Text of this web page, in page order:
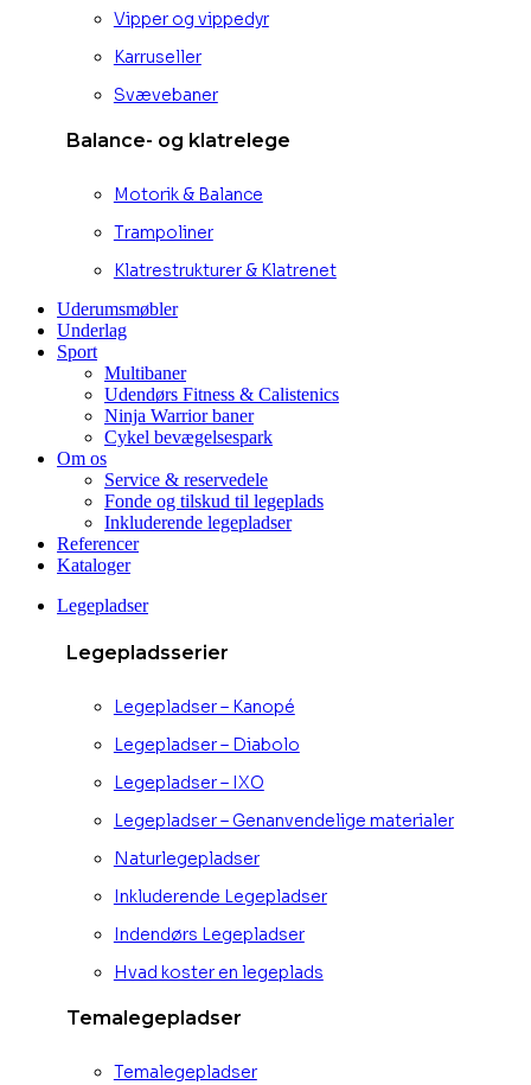
Vipper og vippedyr
Karruseller
Svævebaner
Balance- og klatrelege
Motorik & Balance
Trampoliner
Klatrestrukturer & Klatrenet
Uderumsmøbler
Underlag
Sport
Multibaner
Udendørs Fitness & Calistenics
Ninja Warrior baner
Cykel bevægelsespark
Om os
Service & reservedele
Fonde og tilskud til legeplads
Inkluderende legepladser
Referencer
Kataloger
Legepladser
Legepladsserier
Legepladser – Kanopé
Legepladser – Diabolo
Legepladser – IXO
Legepladser – Genanvendelige materialer
Naturlegepladser
Inkluderende Legepladser
Indendørs Legepladser
Hvad koster en legeplads
Temalegepladser
Temalegepladser